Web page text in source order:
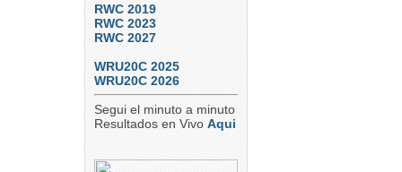
RWC 2019
RWC 2023
RWC 2027
WRU20C 2025
WRU20C 2026
Segui el minuto a minuto
Resultados en Vivo Aqui